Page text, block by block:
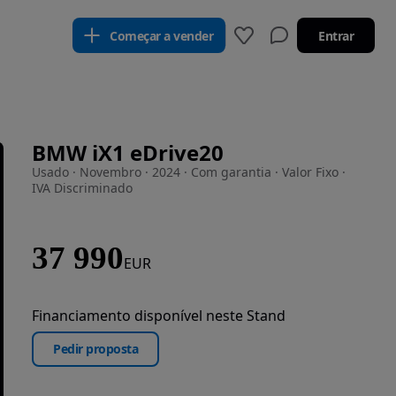
Começar a vender Entrar
BMW iX1 eDrive20
Usado · Novembro · 2024 · Com garantia · Valor Fixo ·
IVA Discriminado
37 990EUR
Financiamento disponível neste Stand
Pedir proposta